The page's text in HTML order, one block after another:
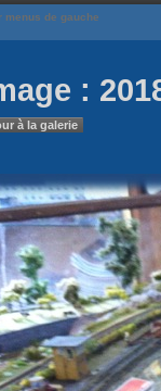
menus de gauche
:
à la galerie